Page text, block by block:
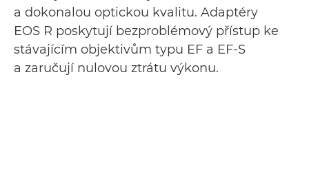
a dokonalou optickou kvalitu. Adaptéry
EOS R poskytují bezproblémový přístup ke
stávajícím objektivům typu EF a EF-S
a zaručují nulovou ztrátu výkonu.